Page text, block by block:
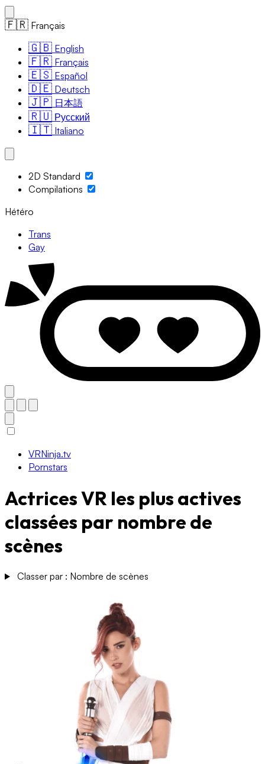
🇫🇷 Français
🇬🇧 English
🇫🇷 Français
🇪🇸 Español
🇩🇪 Deutsch
🇯🇵 日本語
🇷🇺 Русский
🇮🇹 Italiano
2D Standard
Compilations
Hétéro
Trans
Gay
VRNinja.tv
Pornstars
Actrices VR les plus actives
classées par nombre de
scènes
Classer par : Nombre de scènes